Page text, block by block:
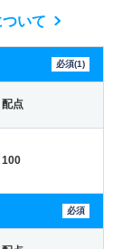
いて
必須(1)
配点
100
必須